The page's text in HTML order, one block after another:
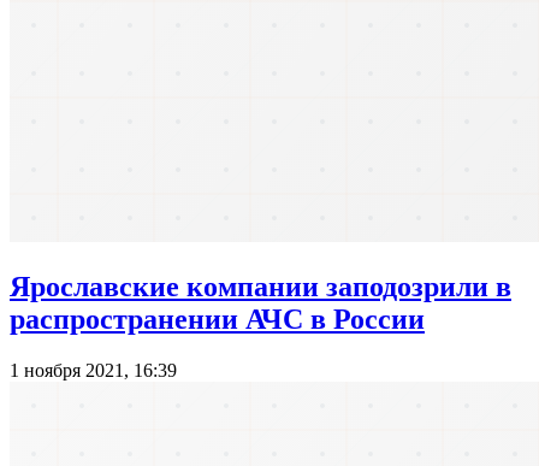
Ярославские компании заподозрили в
распространении АЧС в России
1 ноября 2021, 16:39